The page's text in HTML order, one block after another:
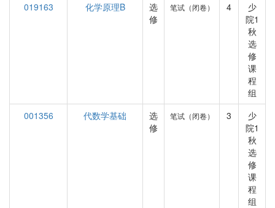
019163
化学原理B
选
修
笔试（闭卷） 4
少
院1
秋
选
修
课
程
组
001356
代数学基础
选
修
笔试（闭卷） 3
少
院1
秋
选
修
课
程
组